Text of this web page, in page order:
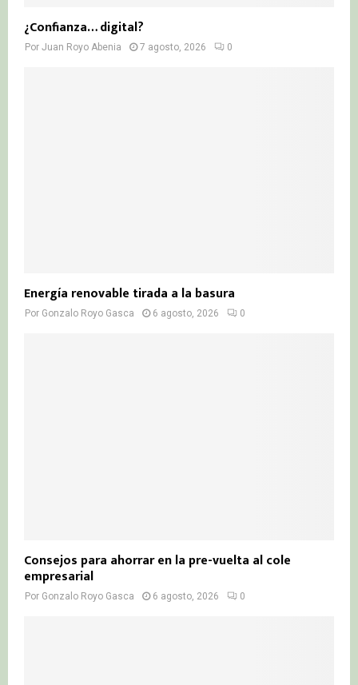
¿Confianza… digital?
Por Juan Royo Abenia 7 agosto, 2026 0
Energía renovable tirada a la basura
Por Gonzalo Royo Gasca 6 agosto, 2026 0
Consejos para ahorrar en la pre-vuelta al cole
empresarial
Por Gonzalo Royo Gasca 6 agosto, 2026 0